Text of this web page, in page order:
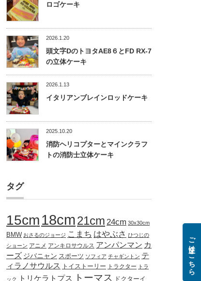
ロゴケーキ
2026.1.20
頭文字DのトヨタAE8６とFD RX-7
の立体ケーキ
2026.1.13
イタリアンブレインロッドケーキ
2025.10.20
消防ヘリコプターとマインクラフ
トの消防士立体ケーキ
タグ
15cm18cm21cm 24cm 30x30cm
BMW おさるのジョージ こまち はやぶさ ひつじの
ショーン アニメ アンキロサウルス アンパンマン カ
ーズ ジバニャン スポーツ ソフィア チャギントン テ
ィラノサウルス
トイストーリー トラクター トラ
ック トリケラトプス トーマス
ドクターイ
ご注文はこちら